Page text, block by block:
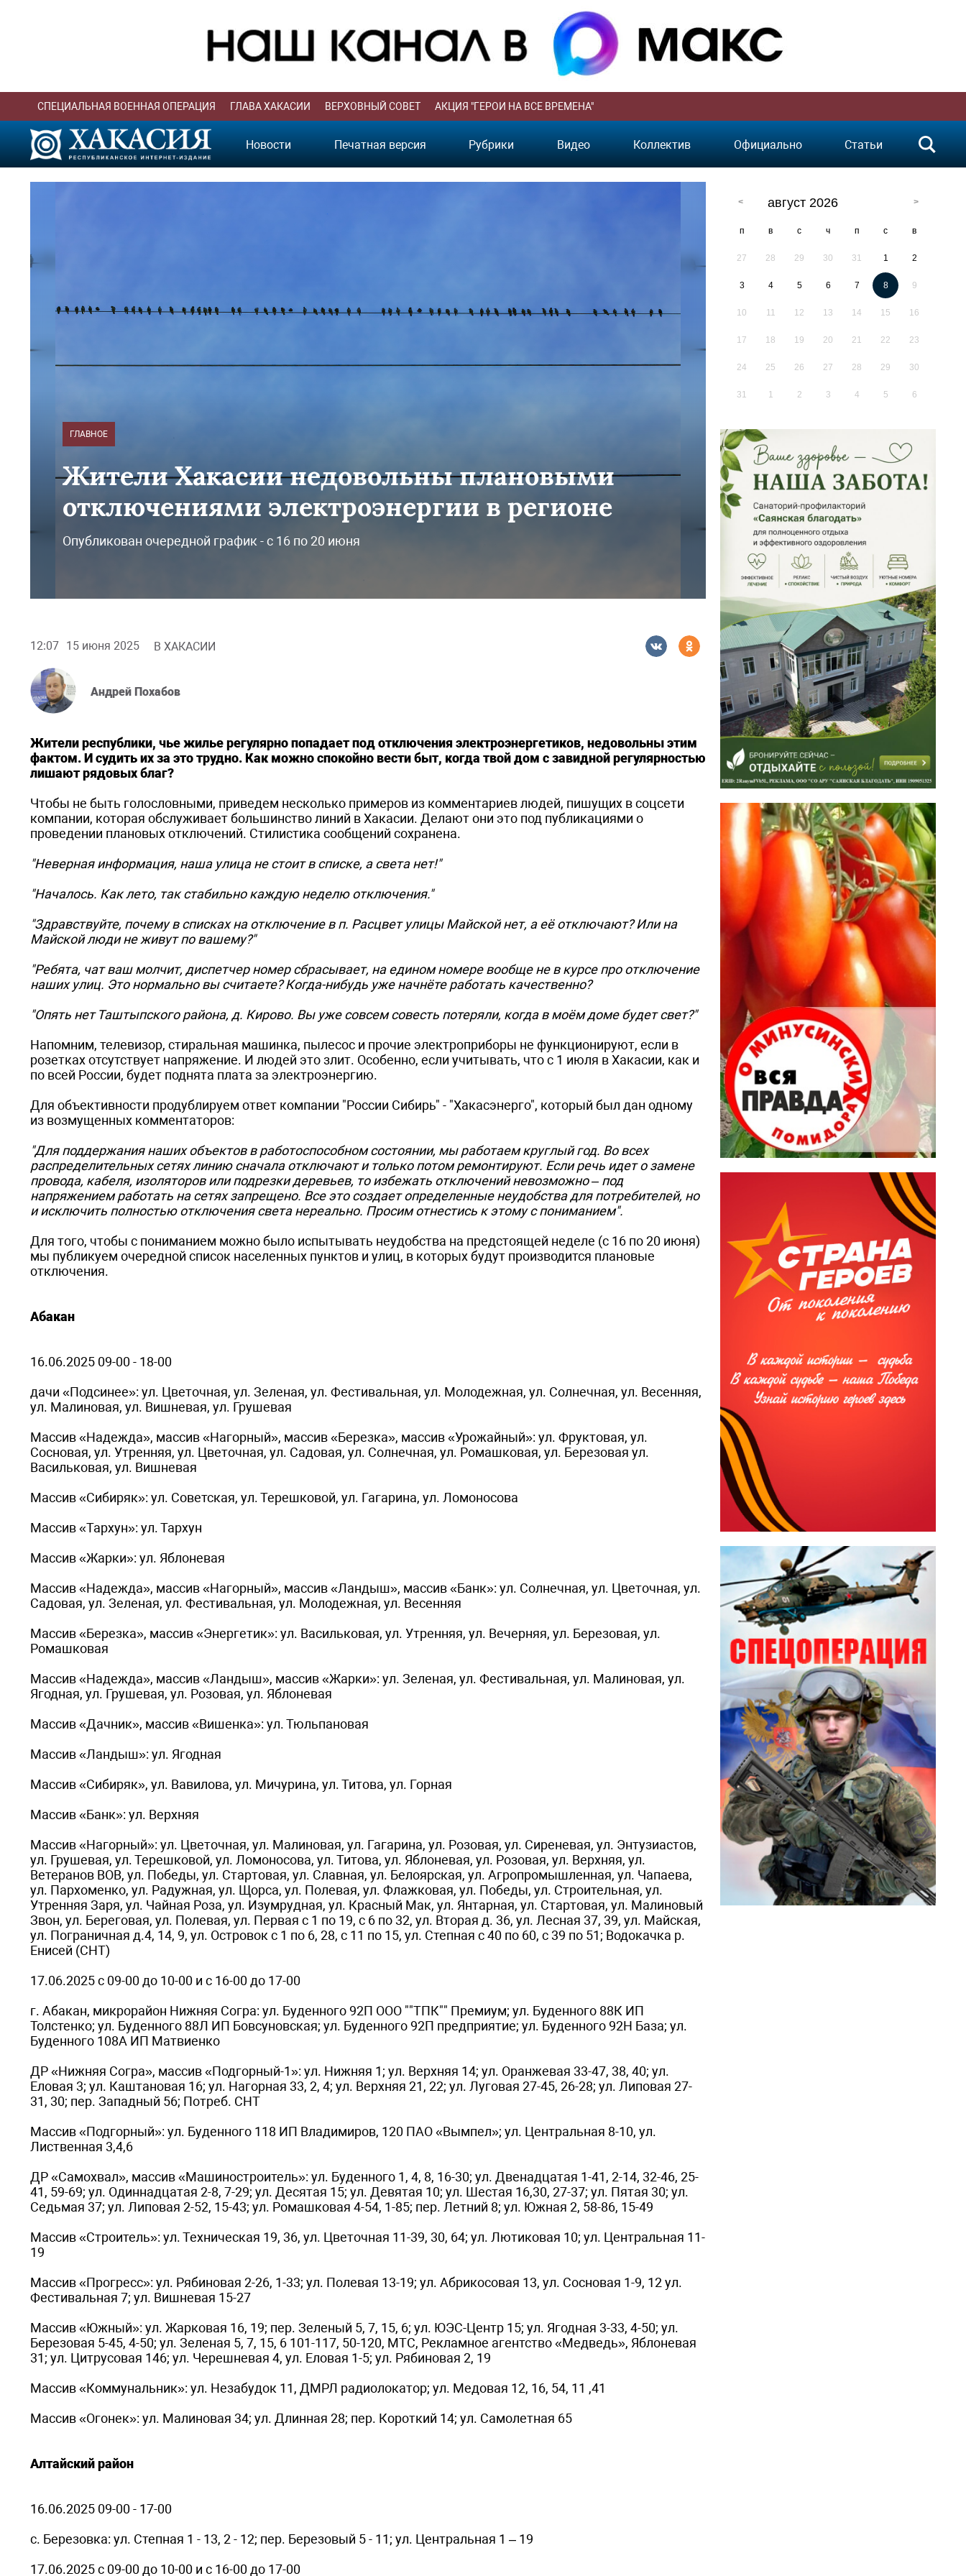
СПЕЦИАЛЬНАЯ ВОЕННАЯ ОПЕРАЦИЯ ГЛАВА ХАКАСИИ ВЕРХОВНЫЙ СОВЕТ АКЦИЯ "ГЕРОИ НА ВСЕ ВРЕМЕНА"
Новости Печатная версия Рубрики Видео Коллектив Официально Статьи
ГЛАВНОЕ
Жители Хакасии недовольны плановыми
отключениями электроэнергии в регионе
Опубликован очередной график - с 16 по 20 июня
12:07 15 июня 2025 В ХАКАСИИ
Андрей Похабов
Жители республики, чье жилье регулярно попадает под отключения электроэнергетиков, недовольны этим
фактом.И судить их за это трудно. Как можно спокойно вести быт, когда твой дом с завидной регулярностью
лишают рядовых благ?
Чтобы не быть голословными, приведем несколько примеров из комментариев людей, пишущих в соцсети
компании, которая обслуживает большинство линий в Хакасии. Делают они это под публикациями о
проведении плановых отключений. Стилистика сообщений сохранена.
"Неверная информация, наша улица не стоит в списке, а света нет!"
"Началось. Как лето, так стабильно каждую неделю отключения."
"Здравствуйте, почему в списках на отключение в п. Расцвет улицы Майской нет, а её отключают? Или на
Майской люди не живут по вашему?"
"Ребята, чат ваш молчит, диспетчер номер сбрасывает, на едином номере вообще не в курсе про отключение
наших улиц. Это нормально вы считаете? Когда-нибудь уже начнёте работать качественно?
"Опять нет Таштыпского района, д. Кирово. Вы уже совсем совесть потеряли, когда в моём доме будет свет?"
Напомним, телевизор, стиральная машинка, пылесос и прочие электроприборы не функционируют, если в
розетках отсутствует напряжение. И людей это злит. Особенно, если учитывать, что с 1 июля в Хакасии, как и
по всей России, будет поднята плата за электроэнергию.
Для объективности продублируем ответ компании "России Сибирь" - "Хакасэнерго", который был дан одному
из возмущенных комментаторов:
"Для поддержания наших объектов в работоспособном состоянии, мы работаем круглый год. Во всех
распределительных сетях линию сначала отключают и только потом ремонтируют. Если речь идет о замене
провода, кабеля, изоляторов или подрезки деревьев, то избежать отключений невозможно – под
напряжением работать на сетях запрещено. Все это создает определенные неудобства для потребителей, но
и исключить полностью отключения света нереально. Просим отнестись к этому с пониманием".
Для того, чтобы с пониманием можно было испытывать неудобства на предстоящей неделе (с 16 по 20 июня)
мы публикуем очередной список населенных пунктов и улиц, в которых будут производится плановые
отключения.
Абакан
16.06.2025 09-00 - 18-00
дачи «Подсинее»: ул. Цветочная, ул. Зеленая, ул. Фестивальная, ул. Молодежная, ул. Солнечная, ул. Весенняя,
ул. Малиновая, ул. Вишневая, ул. Грушевая
Массив «Надежда», массив «Нагорный», массив «Березка», массив «Урожайный»: ул. Фруктовая, ул.
Сосновая, ул. Утренняя, ул. Цветочная, ул. Садовая, ул. Солнечная, ул. Ромашковая, ул. Березовая ул.
Васильковая, ул. Вишневая
Массив «Сибиряк»: ул. Советская, ул. Терешковой, ул. Гагарина, ул. Ломоносова
Массив «Тархун»: ул. Тархун
Массив «Жарки»: ул. Яблоневая
Массив «Надежда», массив «Нагорный», массив «Ландыш», массив «Банк»: ул. Солнечная, ул. Цветочная, ул.
Садовая, ул. Зеленая, ул. Фестивальная, ул. Молодежная, ул. Весенняя
Массив «Березка», массив «Энергетик»: ул. Васильковая, ул. Утренняя, ул. Вечерняя, ул. Березовая, ул.
Ромашковая
Массив «Надежда», массив «Ландыш», массив «Жарки»: ул. Зеленая, ул. Фестивальная, ул. Малиновая, ул.
Ягодная, ул. Грушевая, ул. Розовая, ул. Яблоневая
Массив «Дачник», массив «Вишенка»: ул. Тюльпановая
Массив «Ландыш»: ул. Ягодная
Массив «Сибиряк», ул. Вавилова, ул. Мичурина, ул. Титова, ул. Горная
Массив «Банк»: ул. Верхняя
Массив «Нагорный»: ул. Цветочная, ул. Малиновая, ул. Гагарина, ул. Розовая, ул. Сиреневая, ул. Энтузиастов,
ул. Грушевая, ул. Терешковой, ул. Ломоносова, ул. Титова, ул. Яблоневая, ул. Розовая, ул. Верхняя, ул.
Ветеранов ВОВ, ул. Победы, ул. Стартовая, ул. Славная, ул. Белоярская, ул. Агропромышленная, ул. Чапаева,
ул. Пархоменко, ул. Радужная, ул. Щорса, ул. Полевая, ул. Флажковая, ул. Победы, ул. Строительная, ул.
Утренняя Заря, ул. Чайная Роза, ул. Изумрудная, ул. Красный Мак, ул. Янтарная, ул. Стартовая, ул. Малиновый
Звон, ул. Береговая, ул. Полевая, ул. Первая с 1 по 19, с 6 по 32, ул. Вторая д. 36, ул. Лесная 37, 39, ул. Майская,
ул. Пограничная д.4, 14, 9, ул. Островок с 1 по 6, 28, с 11 по 15, ул. Степная с 40 по 60, с 39 по 51; Водокачка р.
Енисей (СНТ)
17.06.2025 с 09-00 до 10-00 и с 16-00 до 17-00
г. Абакан, микрорайон Нижняя Согра: ул. Буденного 92П ООО ""ТПК"" Премиум; ул. Буденного 88К ИП
Толстенко; ул. Буденного 88Л ИП Бовсуновская; ул. Буденного 92П предприятие; ул. Буденного 92Н База; ул.
Буденного 108А ИП Матвиенко
ДР «Нижняя Согра», массив «Подгорный-1»: ул. Нижняя 1; ул. Верхняя 14; ул. Оранжевая 33-47, 38, 40; ул.
Еловая 3; ул. Каштановая 16; ул. Нагорная 33, 2, 4; ул. Верхняя 21, 22; ул. Луговая 27-45, 26-28; ул. Липовая 27-
31, 30; пер. Западный 56; Потреб. СНТ
Массив «Подгорный»: ул. Буденного 118 ИП Владимиров, 120 ПАО «Вымпел»; ул. Центральная 8-10, ул.
Лиственная 3,4,6
ДР «Самохвал», массив «Машиностроитель»: ул. Буденного 1, 4, 8, 16-30; ул. Двенадцатая 1-41, 2-14, 32-46, 25-
41, 59-69; ул. Одиннадцатая 2-8, 7-29; ул. Десятая 15; ул. Девятая 10; ул. Шестая 16,30, 27-37; ул. Пятая 30; ул.
Седьмая 37; ул. Липовая 2-52, 15-43; ул. Ромашковая 4-54, 1-85; пер. Летний 8; ул. Южная 2, 58-86, 15-49
Массив «Строитель»: ул. Техническая 19, 36, ул. Цветочная 11-39, 30, 64; ул. Лютиковая 10; ул. Центральная 11-
19
Массив «Прогресс»: ул. Рябиновая 2-26, 1-33; ул. Полевая 13-19; ул. Абрикосовая 13, ул. Сосновая 1-9, 12 ул.
Фестивальная 7; ул. Вишневая 15-27
Массив «Южный»: ул. Жарковая 16, 19; пер. Зеленый 5, 7, 15, 6; ул. ЮЭС-Центр 15; ул. Ягодная 3-33, 4-50; ул.
Березовая 5-45, 4-50; ул. Зеленая 5, 7, 15, 6 101-117, 50-120, МТС, Рекламное агентство «Медведь», Яблоневая
31; ул. Цитрусовая 146; ул. Черешневая 4, ул. Еловая 1-5; ул. Рябиновая 2, 19
Массив «Коммунальник»: ул. Незабудок 11, ДМРЛ радиолокатор; ул. Медовая 12, 16, 54, 11 ,41
Массив «Огонек»: ул. Малиновая 34; ул. Длинная 28; пер. Короткий 14; ул. Самолетная 65
Алтайский район
16.06.2025 09-00 - 17-00
с. Березовка: ул. Степная 1 - 13, 2 - 12; пер. Березовый 5 - 11; ул. Центральная 1 – 19
17.06.2025 с 09-00 до 10-00 и с 16-00 до 17-00
август 2026
п в с ч п с в
27 28 29 30 31 1 2
3 4 5 6 7 8 9
10 11 12 13 14 15 16
17 18 19 20 21 22 23
24 25 26 27 28 29 30
31 1 2 3 4 5 6